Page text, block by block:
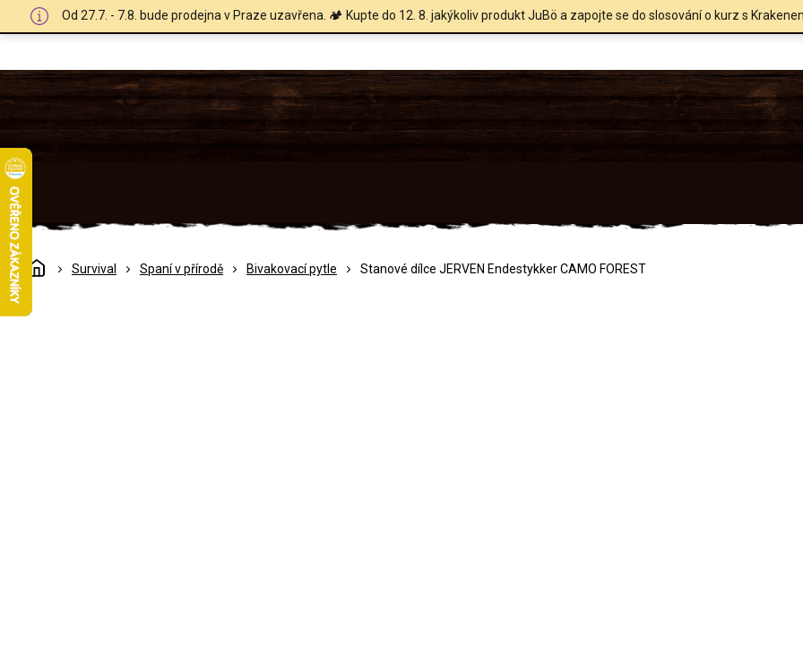
Od 27.7. - 7.8. bude prodejna v Praze uzavřena. 🏕️ Kupte do 12. 8. jakýkoliv produkt JuBö a zapojte se do slosování o kurz s
DomůSurvival Spaní v přírodě Bivakovací pytle Stanové dílce JERVEN Endestykker CAMO FOREST